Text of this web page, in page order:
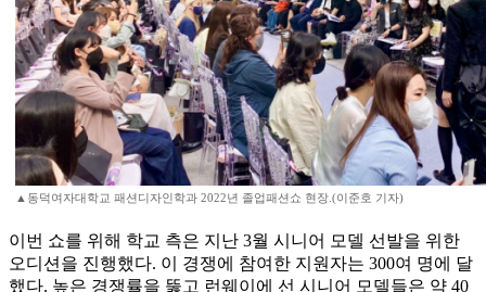
▲동덕여자대학교 패션디자인학과 2022년 졸업패션쇼 현장.(이준호 기자)
이번 쇼를 위해 학교 측은 지난 3월 시니어 모델 선발을 위한
오디션을 진행했다. 이 경쟁에 참여한 지원자는 300여 명에 달
했다. 높은 경쟁률을 뚫고 런웨이에 선 시니어 모델들은 약 40